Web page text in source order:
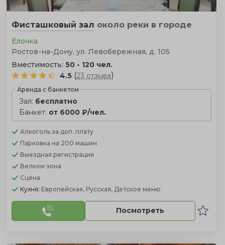
Фисташковый зал около реки в городе
Ёлочка
Ростов-на-Дону, ул. Левобережная, д. 105
Вместимость: 50 - 120 чел.
4.5 (23 отзыва)
Аренда с банкетом
Зал: бесплатно
Банкет: от 6000 ₽/чел.
Алкоголь за доп. плату
Парковка на 200 машин
Выездная регистрация
Велком зона
Сцена
Кухня: Европейская, Русская, Детское меню
Посмотреть